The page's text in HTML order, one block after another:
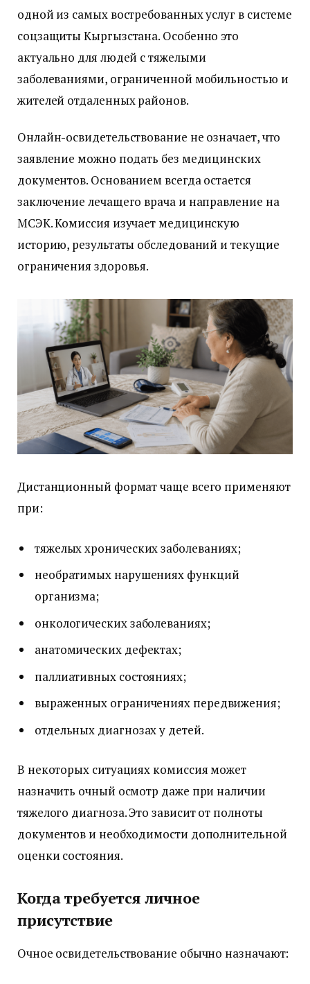
одной из самых востребованных услуг в системе
соцзащиты Кыргызстана. Особенно это
актуально для людей с тяжелыми
заболеваниями, ограниченной мобильностью и
жителей отдаленных районов.
Онлайн-освидетельствование не означает, что
заявление можно подать без медицинских
документов. Основанием всегда остается
заключение лечащего врача и направление на
МСЭК. Комиссия изучает медицинскую
историю, результаты обследований и текущие
ограничения здоровья.
Дистанционный формат чаще всего применяют
при:
тяжелых хронических заболеваниях;
необратимых нарушениях функций
организма;
онкологических заболеваниях;
анатомических дефектах;
паллиативных состояниях;
выраженных ограничениях передвижения;
отдельных диагнозах у детей.
В некоторых ситуациях комиссия может
назначить очный осмотр даже при наличии
тяжелого диагноза. Это зависит от полноты
документов и необходимости дополнительной
оценки состояния.
Когда требуется личное
присутствие
Очное освидетельствование обычно назначают: